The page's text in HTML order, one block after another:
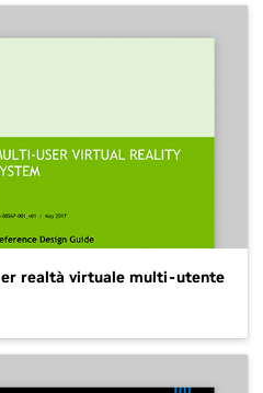
realtà virtuale multi-utente